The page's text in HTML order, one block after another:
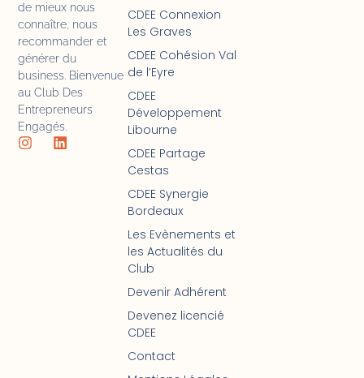
de mieux nous
connaître, nous
recommander et
générer du
business. Bienvenue
au Club Des
Entrepreneurs
Engagés.
CDEE Connexion
Les Graves
CDEE Cohésion Val
de l’Eyre
CDEE
Développement
Libourne
CDEE Partage
Cestas
CDEE Synergie
Bordeaux
Les Evènements et
les Actualités du
Club
Devenir Adhérent
Devenez licencié
CDEE
Contact